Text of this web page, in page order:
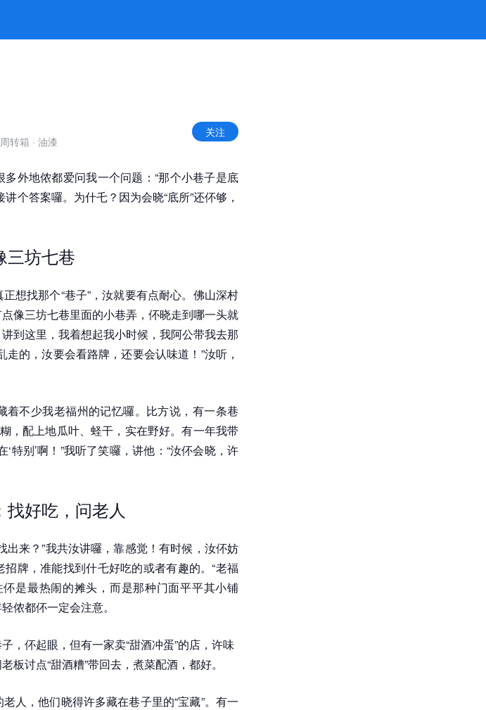
厅官网
转箱 · 油漆
关注
外地侬都爱问我一个问题：“那个小巷子是底
个答案囉。为什乇？因为会晓“底所”还伓够，
三坊七巷
想找那个“巷子”，汝就要有点耐心。佛山深村
像三坊七巷里面的小巷弄，伓晓走到哪一头就
到这里，我着想起我小时候，我阿公带我去那
的，汝要会看路牌，还要会认味道！”汝听，
不少我老福州的记忆囉。比方说，有一条巷
，配上地瓜叶、蛏干，实在野好。有一年我带
特别’啊！”我听了笑囉，讲他：“汝伓会晓，许
好吃，问老人
来？”我共汝讲囉，靠感觉！有时候，汝伓妨
牌，准能找到什乇好吃的或者有趣的。“老福
是最热闹的摊头，而是那种门面平平其小铺
侬都伓一定会注意。
，伓起眼，但有一家卖“甜酒冲蛋”的店，许味
讨点“甜酒糟”带回去，煮菜配酒，都好。
人，他们晓得许多藏在巷子里的“宝藏”。有一